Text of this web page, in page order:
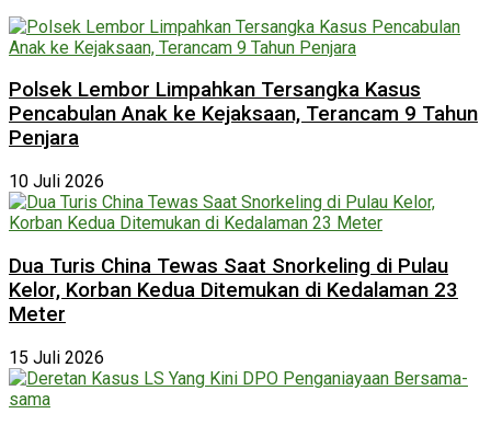
Polsek Lembor Limpahkan Tersangka Kasus
Pencabulan Anak ke Kejaksaan, Terancam 9 Tahun
Penjara
10 Juli 2026
Dua Turis China Tewas Saat Snorkeling di Pulau
Kelor, Korban Kedua Ditemukan di Kedalaman 23
Meter
15 Juli 2026